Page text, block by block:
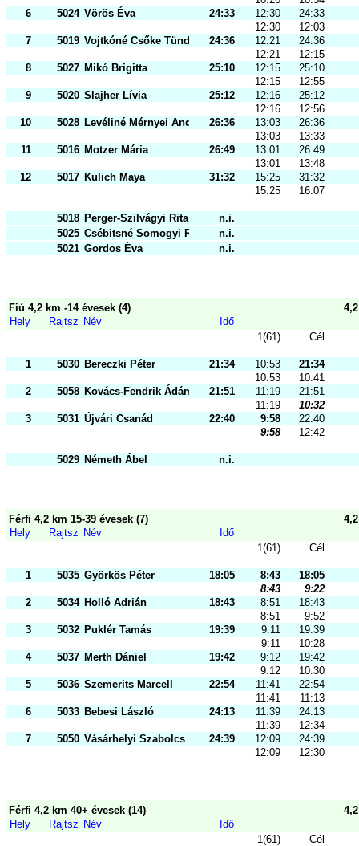
6
5024 Vörös Éva 24:33 12:30
24:33
12:30
12:03
7
5019 Vojtkóné Csőke Tünde 24:36 12:21
24:36
12:21
12:15
8
5027 Mikó Brigitta 25:10 12:15
25:10
12:15
12:55
9
5020 Slajher Lívia 25:12 12:16
25:12
12:16
12:56
10
5028 Levéliné Mérnyei Andrea 26:36 13:03
26:36
13:03
13:33
11
5016 Motzer Mária 26:49 13:01
26:49
13:01
13:48
12
5017 Kulich Maya 31:32 15:25
31:32
15:25
16:07
5018 Perger-Szilvágyi Rita Bernadett
n.i.
5025 Csébitsné Somogyi Rita
n.i.
5021 Gordos Éva n.i.
Fiú 4,2 km -14 évesek (4)
Hely
Rajtsz Név
Idő
1(61)
Cél
1 5030 Bereczki Péter 21:34 10:53
21:34
10:53
10:41
2
5058 Kovács-Fendrik Ádám 21:51 11:19
21:51
11:19
10:32
3
5031 Újvári Csanád 22:40 9:58
22:40
9:58
12:42
5029 Németh Ábel n.i.
Férfi 4,2 km 15-39 évesek (7)
Hely
Rajtsz Név
Idő
1(61)
Cél
1 5035 Györkös Péter 18:05 8:43
18:05
8:43
9:22
2
5034 Holló Adrián 18:43 8:51
18:43
8:51
9:52
3
5032 Puklér Tamás 19:39 9:11
19:39
9:11
10:28
4
5037 Merth Dániel 19:42 9:12
19:42
9:12
10:30
5
5036 Szemerits Marcell 22:54 11:41
22:54
11:41
11:13
6
5033 Bebesi László 24:13 11:39
24:13
11:39
12:34
7
5050 Vásárhelyi Szabolcs 24:39 12:09
24:39
12:09
12:30
Férfi 4,2 km 40+ évesek (14)
Hely
Rajtsz Név
Idő
1(61)
Cél